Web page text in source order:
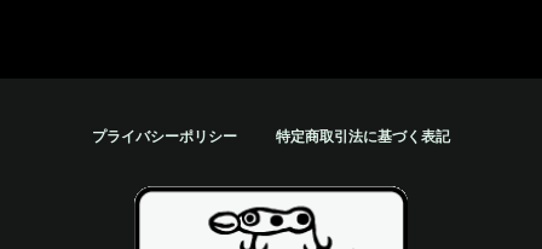
プライバシーポリシー 特定商取引法に基づく表記